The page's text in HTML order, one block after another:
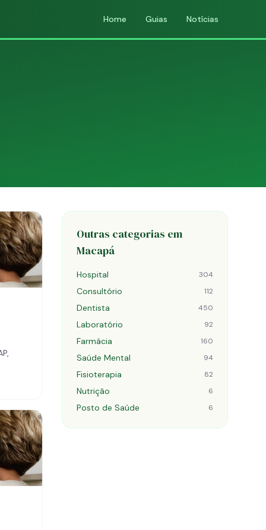
Home Guias Notícias
Outras categorias em
Macapá
Hospital 304
Consultório 112
Dentista 450
Laboratório 92
Farmácia 160
Saúde Mental 94
Fisioterapia 82
Nutrição 6
Posto de Saúde 6